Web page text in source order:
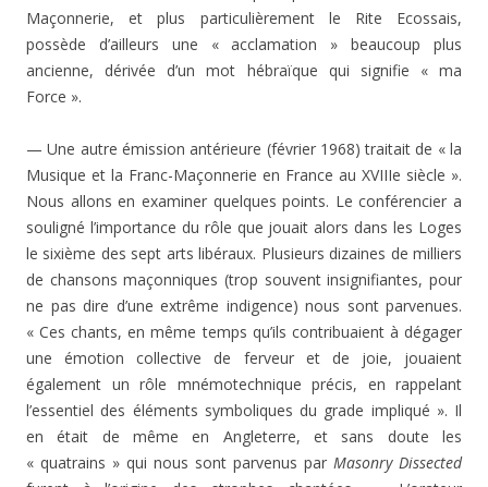
Maçonnerie, et plus particulièrement le Rite Ecossais,
possède d’ailleurs une « acclamation » beaucoup plus
ancienne, dérivée d’un mot hébraïque qui signifie « ma
Force ».
— Une autre émission antérieure (février 1968) traitait de « la
Musique et la Franc-Maçonnerie en France au XVIIIe siècle ».
Nous allons en examiner quelques points. Le conférencier a
souligné l’importance du rôle que jouait alors dans les Loges
le sixième des sept arts libéraux. Plusieurs dizaines de milliers
de chansons maçonniques (trop souvent insignifiantes, pour
ne pas dire d’une extrême indigence) nous sont parvenues.
« Ces chants, en même temps qu’ils contribuaient à dégager
une émotion collective de ferveur et de joie, jouaient
également un rôle mnémotechnique précis, en rappelant
l’essentiel des éléments symboliques du grade impliqué ». Il
en était de même en Angleterre, et sans doute les
« quatrains » qui nous sont parvenus par Masonry Dissected